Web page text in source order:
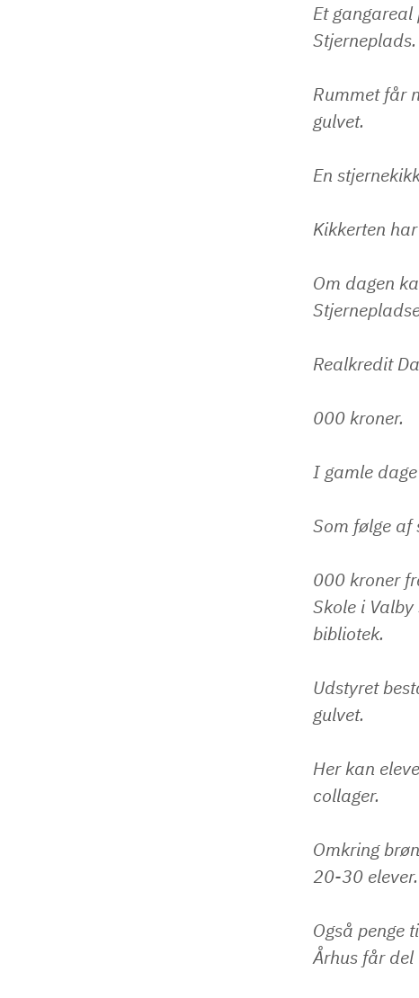
Et
Stjerneplads.
Rummet får
gulvet.
En
Kikkerten
Om dagen
Realkredit
000 kroner.
I gamle
Som følge af
000 kroner
Skole i
bibliotek.
Udstyret
gulvet.
Her kan
collager.
Omkring
20-30 elever.
Også penge
Århus får del